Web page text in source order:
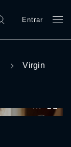
Entrar
Virgin